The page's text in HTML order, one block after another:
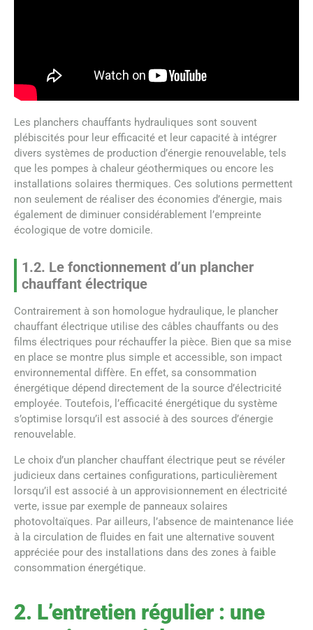
Les planchers chauffants hydrauliques sont souvent
plébiscités pour leur efficacité et leur capacité à intégrer
divers systèmes de production d’énergie renouvelable, tels
que les pompes à chaleur géothermiques ou encore les
installations solaires thermiques. Ces solutions permettent
non seulement de réaliser des économies d’énergie, mais
également de diminuer considérablement l’empreinte
écologique de votre domicile.
1.2. Le fonctionnement d’un plancher
chauffant électrique
Contrairement à son homologue hydraulique, le plancher
chauffant électrique utilise des câbles chauffants ou des
films électriques pour réchauffer la pièce. Bien que sa mise
en place se montre plus simple et accessible, son impact
environnemental diffère. En effet, sa consommation
énergétique dépend directement de la source d’électricité
employée. Toutefois, l’efficacité énergétique du système
s’optimise lorsqu’il est associé à des sources d’énergie
renouvelable.
Le choix d’un plancher chauffant électrique peut se révéler
judicieux dans certaines configurations, particulièrement
lorsqu’il est associé à un approvisionnement en électricité
verte, issue par exemple de panneaux solaires
photovoltaïques. Par ailleurs, l’absence de maintenance liée
à la circulation de fluides en fait une alternative souvent
appréciée pour des installations dans des zones à faible
consommation énergétique.
2. L’entretien régulier : une